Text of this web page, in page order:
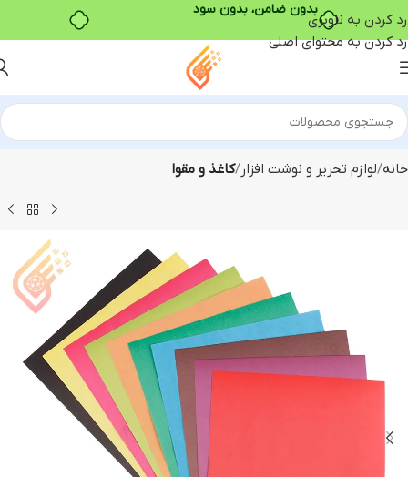
رد کردن به ناوبری
رد کردن به محتوای اصلی
خانه لوازم تحریر و نوشت افزار کاغذ و مقوا